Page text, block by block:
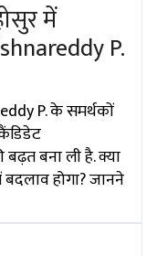
में
P.
P. के समर्थकों
बना ली है. क्या
होगा? जानने